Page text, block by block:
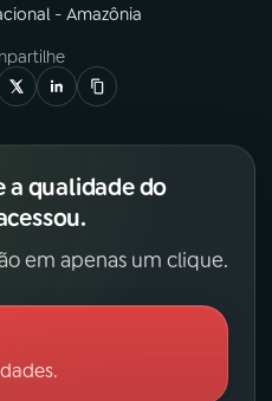
- Amazônia
a qualidade do
em apenas um clique.